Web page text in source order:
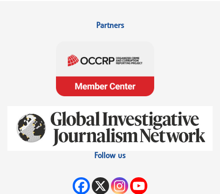
Partners
Follow us